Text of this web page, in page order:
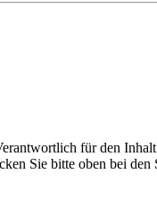
für den
Sie bitte oben bei